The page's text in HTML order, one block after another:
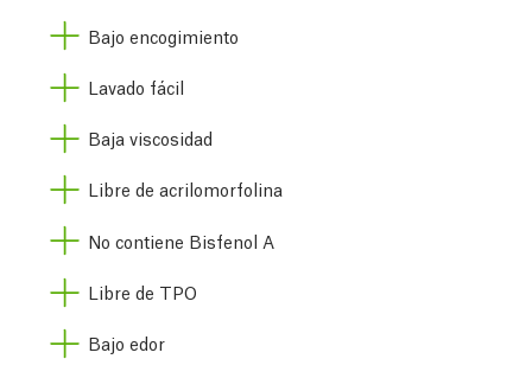
Bajo encogimiento
Lavado fácil
Baja viscosidad
Libre de acrilomorfolina
No contiene Bisfenol A
Libre de TPO
Bajo edor